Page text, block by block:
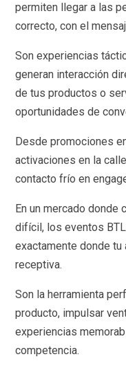
permiten llegar a las
correcto, con el
Son experiencias
generan interacción
de tus productos o
oportunidades de
Desde promociones
activaciones en la
contacto frío en
En un mercado donde
difícil, los eventos
exactamente donde tu
receptiva.
Son la herramienta
producto, impulsar
experiencias
competencia.